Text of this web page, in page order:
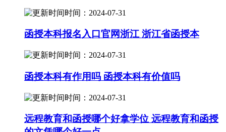
时间：2024-07-31
函授本科报名入口官网浙江 浙江省函授本
时间：2024-07-31
函授本科有作用吗 函授本科有价值吗
时间：2024-07-31
远程教育和函授哪个好拿学位 远程教育和函授